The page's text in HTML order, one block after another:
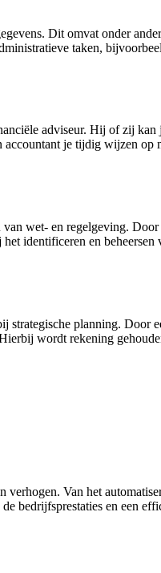
Dit omvat onder
taken,
adviseur. Hij of zij
je tijdig wijzen
wet- en regelgeving.
identificeren en
planning. Door
wordt rekening
Van het
bedrijfsprestaties en een